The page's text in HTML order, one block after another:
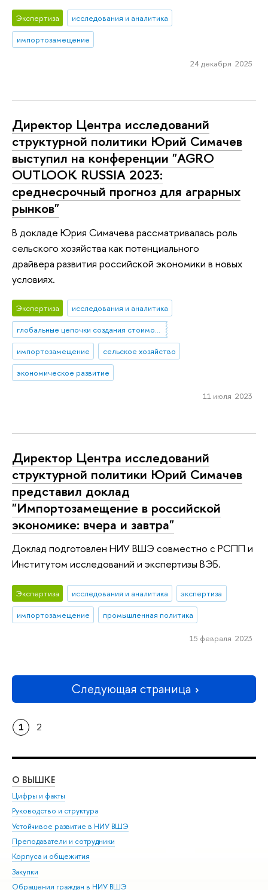
Экспертиза
исследования и аналитика
импортозамещение
24 декабря 2025
Директор Центра исследований
структурной политики Юрий Симачев
выступил на конференции "AGRO
OUTLOOK RUSSIA 2023:
среднесрочный прогноз для аграрных
рынков"
В докладе Юрия Симачева рассматривалась роль
сельского хозяйства как потенциального
драйвера развития российской экономики в новых
условиях.
Экспертиза
исследования и аналитика
глобальные цепочки создания стоимости
импортозамещение
сельское хозяйство
экономическое развитие
11 июля 2023
Директор Центра исследований
структурной политики Юрий Симачев
представил доклад
"Импортозамещение в российской
экономике: вчера и завтра"
Доклад подготовлен НИУ ВШЭ совместно с РСПП и
Институтом исследований и экспертизы ВЭБ.
Экспертиза исследования и аналитика
экспертиза
импортозамещение
промышленная политика
15 февраля 2023
Следующая страница
1 2
О ВЫШКЕ
Цифры и факты
Руководство и структура
Устойчивое развитие в НИУ ВШЭ
Преподаватели и сотрудники
Корпуса и общежития
Закупки
Обращения граждан в НИУ ВШЭ